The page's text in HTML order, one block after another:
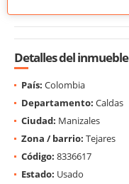
Detalles del inmueble
País: Colombia
Departamento: Caldas
Ciudad: Manizales
Zona / barrio: Tejares
Código: 8336617
Estado: Usado